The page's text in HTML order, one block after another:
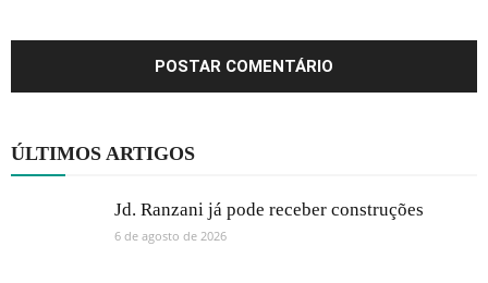
ÚLTIMOS ARTIGOS
Jd. Ranzani já pode receber construções
6 de agosto de 2026